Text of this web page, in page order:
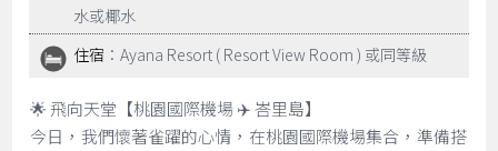
水或椰水
住宿 ：Ayana Resort ( Resort View Room ) 或同等級
🌟 飛向天堂【桃園國際機場 ✈️ 峇里島】
今日，我們懷著雀躍的心情，在桃園國際機場集合，準備搭